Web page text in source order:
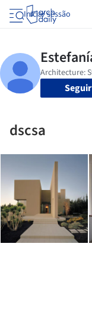
Iniciar sessão
Seguir
dscsa